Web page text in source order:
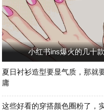
小红书ins爆火的几十
夏日衬衫造型要显气质，那就
庸
这些好看的穿搭颜色圈粉了，